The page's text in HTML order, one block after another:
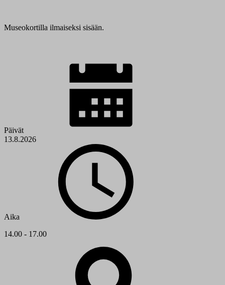
Museokortilla ilmaiseksi sisään.
Päivät
13.8.2026
Aika
14.00 - 17.00